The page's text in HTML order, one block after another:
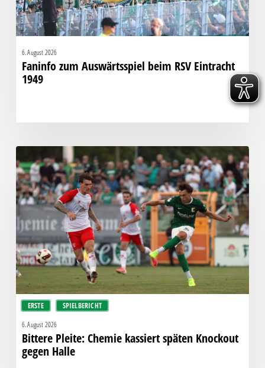
6. August 2026
Faninfo zum Auswärtsspiel beim RSV Eintracht
1949
ERSTE SPIELBERICHT
Pleite:
Chemie
kassiert
späten
Knockout
gegen
Halle
6. August 2026
Bittere Pleite: Chemie kassiert späten Knockout
gegen Halle